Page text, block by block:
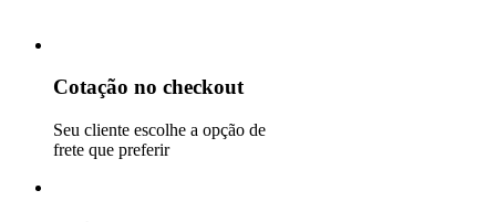
Cotação no checkout
Seu cliente escolhe a opção de
frete que preferir